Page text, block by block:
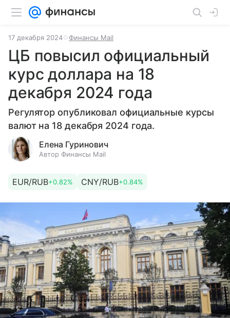
17 декабря 2024 Финансы Mail
ЦБ повысил официальный
курс доллара на 18
декабря 2024 года
Регулятор опубликовал официальные курсы
валют на 18 декабря 2024 года.
Елена Гуринович
Автор Финансы Mail
EUR/RUB+0.82% CNY/RUB+0.84%